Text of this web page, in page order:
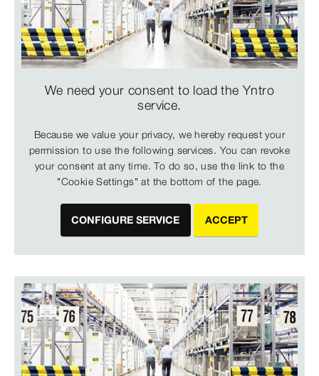
We need your consent to load the Yntro
service.
Because we value your privacy, we hereby request your
permission to use the following services. You can revoke
your consent at any time. To do so, use the link to the
"Cookie Settings" at the bottom of the page.
CONFIGURE SERVICE ACCEPT